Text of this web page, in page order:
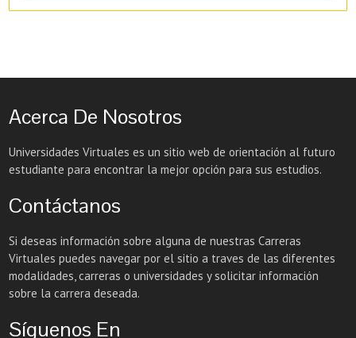
Acerca De Nosotros
Universidades Virtuales es un sitio web de orientación al futuro
estudiante para encontrar la mejor opción para sus estudios.
Contáctanos
Si deseas información sobre alguna de nuestras Carreras
Virtuales puedes navegar por el sitio a traves de las diferentes
modalidades, carreras o universidades y solicitar información
sobre la carrera deseada.
Síguenos En